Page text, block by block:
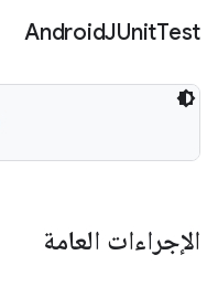
AndroidJUnitTest
الإجراءات العامة